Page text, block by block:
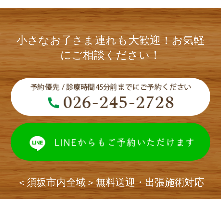
小さなお子さま連れも大歓迎！お気軽
にご相談ください！
＜須坂市内全域＞無料送迎・出張施術対応